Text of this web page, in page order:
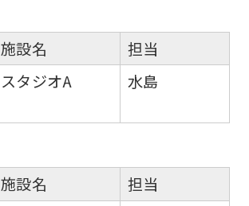
施設名
スタジオA
担当
水島
施設名
担当
Japanese
this